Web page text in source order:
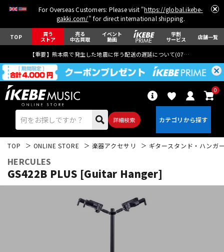
For Overseas Customers: Please visit "https://global.ikebe-
gakki.com/" for direct international shipping.
TOP 買う
ストア
売る
中古買取
イベント
動画
学割
サービス 店舗一覧
【重要】熊本県で発生した地震に伴う配送の遅延について(07月29日
詳細検索
0
エレキギター
TOP ONLINE STORE 楽器アクセサリ ギタースタンド・ハンガ
HERCULES
GS422B PLUS [Guitar Hanger]